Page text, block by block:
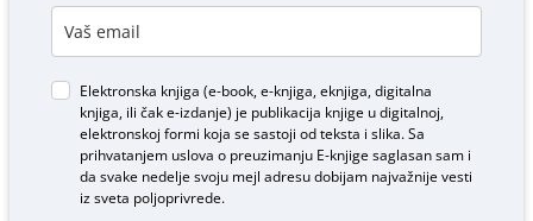
Elektronska knjiga (e-book, e-knjiga, eknjiga, digitalna
knjiga, ili čak e-izdanje) je publikacija knjige u digitalnoj,
elektronskoj formi koja se sastoji od teksta i slika. Sa
prihvatanjem uslova o preuzimanju E-knjigesaglasan sam i
da svake nedelje svoju mejl adresu dobijam najvažnije vesti
iz sveta poljoprivrede.